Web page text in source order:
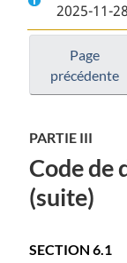
2025-11-28
Page
précédente
PARTIE III
Code de
(suite)
SECTION 6.1